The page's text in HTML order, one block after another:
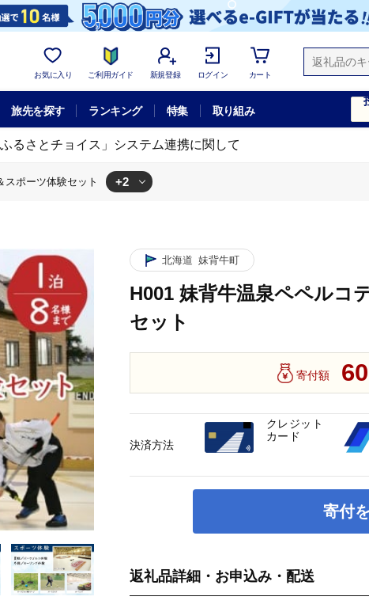
お気に入り ご利用ガイド 新規登録 ログイン カート
旅先を探す ランキング 特集 取り組み
ふるさとチョイス」システム連携に関して
スポーツ体験セット +2
北海道 妹背牛町
H001 妹背牛温泉ペペルコ
セット
寄付額
寄付
返礼品詳細・お申込み・配送
決済方法
クレジット
カード